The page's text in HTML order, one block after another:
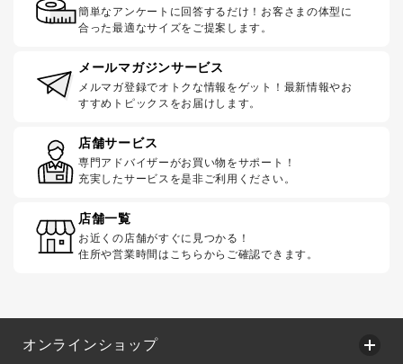
簡単なアンケートに回答するだけ！お客さまの体型に
合った最適なサイズをご提案します。
メールマガジンサービス
メルマガ登録でオトクな情報をゲット！最新情報やお
すすめトピックスをお届けします。
店舗サービス
専門アドバイザーがお買い物をサポート！
充実したサービスを是非ご利用ください。
店舗一覧
お近くの店舗がすぐに見つかる！
住所や営業時間はこちらからご確認できます。
オンラインショップ